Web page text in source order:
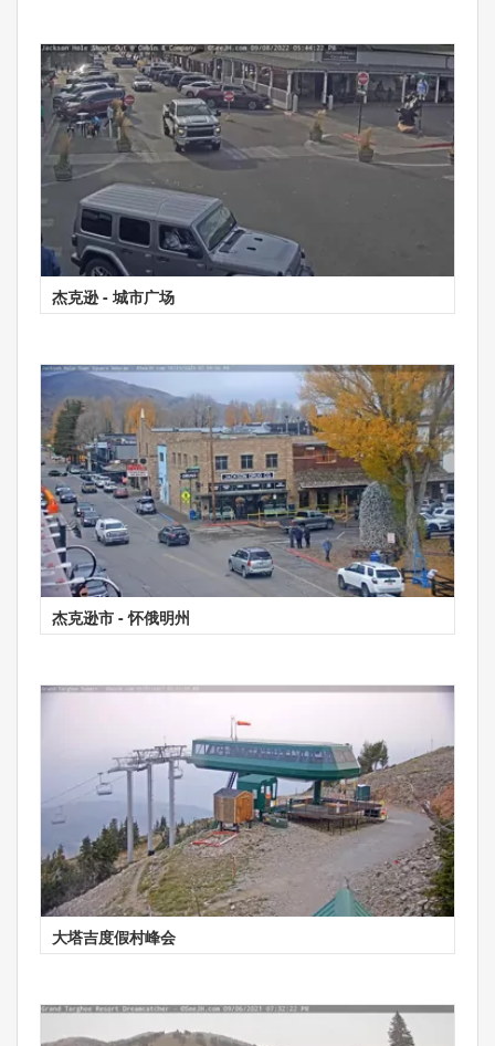
杰克逊 - 城市广场
杰克逊市 - 怀俄明州
大塔吉度假村峰会